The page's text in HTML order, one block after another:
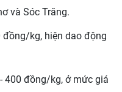
và Sóc Trăng.
đồng/kg, hiện dao động
400 đồng/kg, ở mức giá